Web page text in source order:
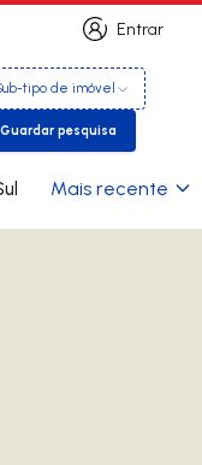
Entrar
Entrar
tipo de imóvel
Guardar pesquisa
Guardar pesquisa
Sul Mais recente